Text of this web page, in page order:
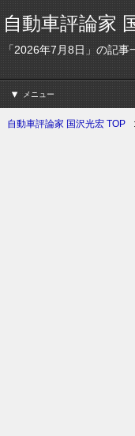
自動車評論家
「2026年7月8日」の記事
メニュー
自動車評論家 国沢光宏 TOP